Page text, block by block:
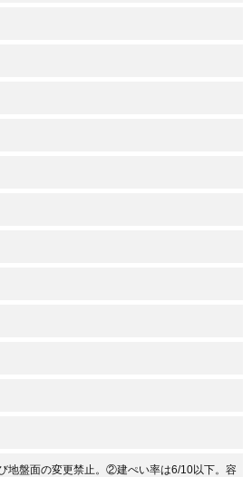
地盤面の変更禁止。②建ぺい率は6/10以下。容